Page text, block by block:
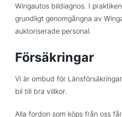
Wingautos bildiagnos. I
grundligt genomgångna av
auktoriserade personal.
Försäkringar
Vi är ombud för
bil till bra villkor.
Alla fordon som köps från oss